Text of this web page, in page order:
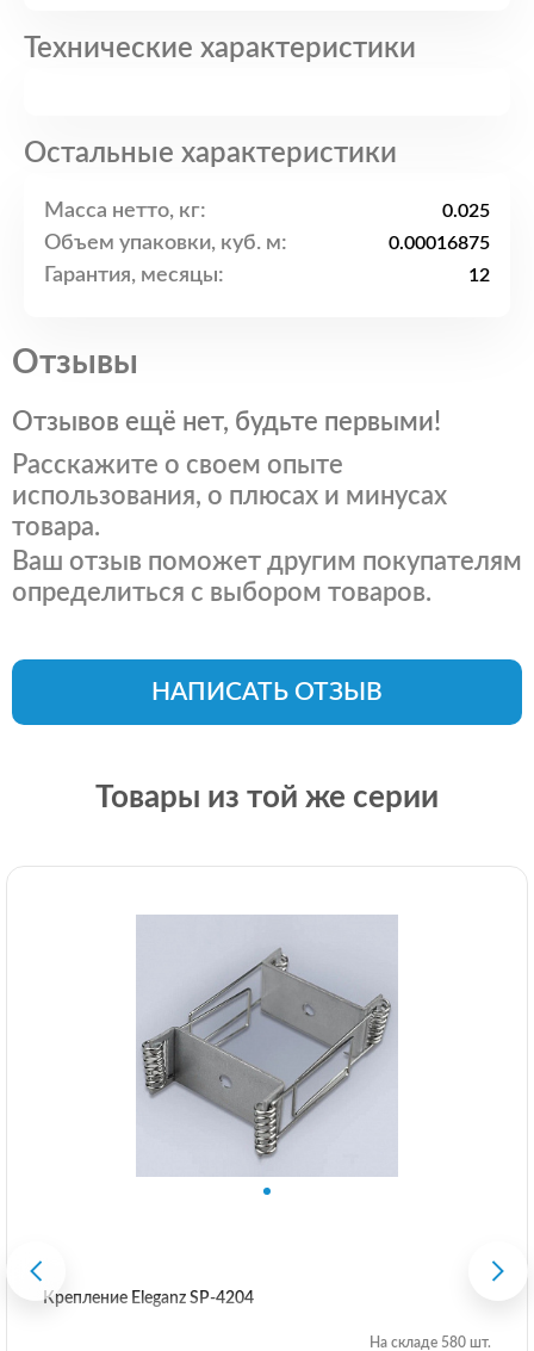
Технические характеристики
Остальные характеристики
Масса нетто, кг: 0.025
Объем упаковки, куб. м: 0.00016875
Гарантия, месяцы: 12
Отзывы
Отзывов ещё нет, будьте первыми!
Расскажите о своем опыте
использования, о плюсах и минусах
товара.
Ваш отзыв поможет другим покупателям
определиться с выбором товаров.
НАПИСАТЬ ОТЗЫВ
Товары из той же серии
Крепление Eleganz SP-4204
На складе 580 шт.